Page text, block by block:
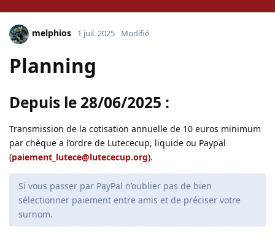
melphios 1 juil. 2025 Modifié
Planning
Depuis le 28/06/2025 :
Transmission de la cotisation annuelle de 10 euros minimum
par chèque a l’ordre de Lutececup, liquide ou Paypal
(paiement_lutece@lutececup.org).
Si vous passer par PayPal n’oublier pas de bien
sélectionner paiement entre amis et de préciser votre
surnom.